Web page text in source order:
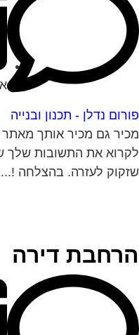
נדלן - תכנון ובנייה
גם מכיר אותך מאתר
את התשובות שלך
לעזרה. בהצלחה !...
דירה